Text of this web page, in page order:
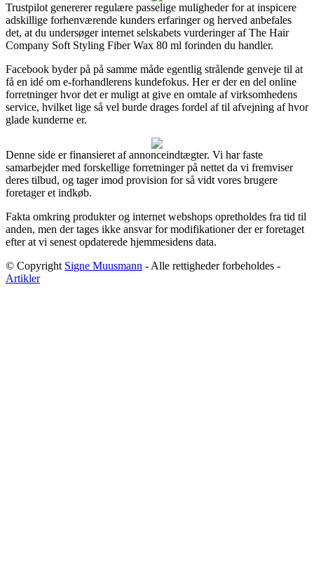
Trustpilot genererer regulære passelige muligheder for at inspicere
adskillige forhenværende kunders erfaringer og herved anbefales
det, at du undersøger internet selskabets vurderinger af The Hair
Company Soft Styling Fiber Wax 80 ml forinden du handler.
Facebook byder på på samme måde egentlig strålende genveje til at
få en idé om e-forhandlerens kundefokus. Her er der en del online
forretninger hvor det er muligt at give en omtale af virksomhedens
service, hvilket lige så vel burde drages fordel af til afvejning af hvor
glade kunderne er.
Denne side er finansieret af annonceindtægter. Vi har faste
samarbejder med forskellige forretninger på nettet da vi fremviser
deres tilbud, og tager imod provision for så vidt vores brugere
foretager et indkøb.
Fakta omkring produkter og internet webshops opretholdes fra tid til
anden, men der tages ikke ansvar for modifikationer der er foretaget
efter at vi senest opdaterede hjemmesidens data.
© Copyright Signe Muusmann - Alle rettigheder forbeholdes -
Artikler